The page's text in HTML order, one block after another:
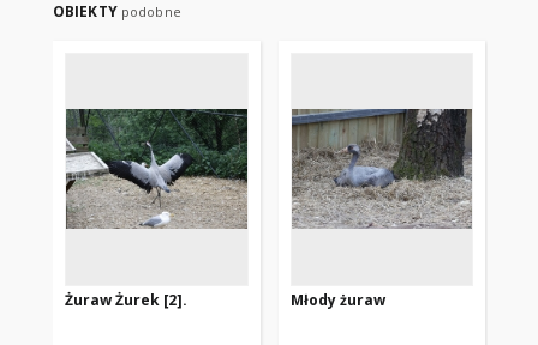
OBIEKTY podobne
Żuraw Żurek [2]. Młody żuraw